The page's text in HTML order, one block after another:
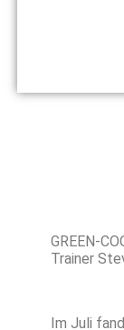
GREEN-
Trainer
Im Juli